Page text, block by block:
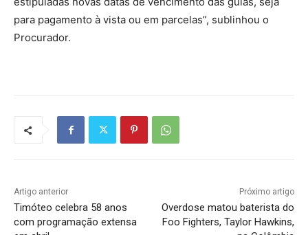
para pagamento à vista ou em parcelas”, sublinhou o
Procurador.
Artigo anterior
Timóteo celebra 58 anos
com programação extensa
Próximo artigo
Overdose matou baterista do
Foo Fighters, Taylor Hawkins,